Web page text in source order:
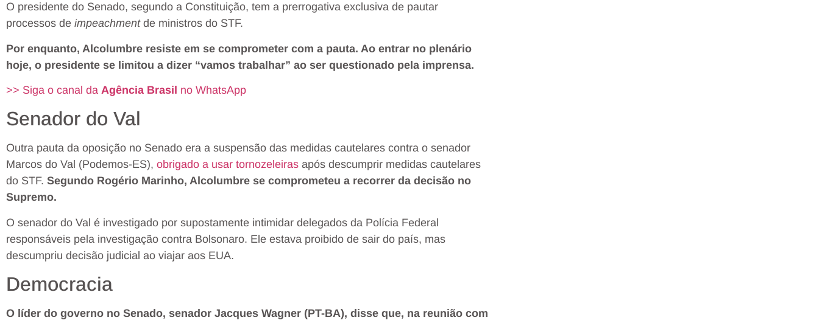
O presidente do Senado, segundo a Constituição, tem a prerrogativa exclusiva de pautar
processos de impeachmentde ministros do STF.
Por enquanto, Alcolumbre resiste em se comprometer com a pauta. Ao entrar no plenário
hoje, o presidente se limitou a dizer “vamos trabalhar” ao ser questionado pela imprensa.
>> Siga o canal da Agência Brasil no WhatsApp
Senador do Val
Outra pauta da oposição no Senado era a suspensão das medidas cautelares contra o senador
Marcos do Val (Podemos-ES), obrigado a usar tornozeleiras após descumprir medidas cautelares
do STF. Segundo Rogério Marinho, Alcolumbre se comprometeu a recorrer da decisão no
Supremo.
O senador do Val é investigado por supostamente intimidar delegados da Polícia Federal
responsáveis pela investigação contra Bolsonaro. Ele estava proibido de sair do país, mas
descumpriu decisão judicial ao viajar aos EUA.
Democracia
O líder do governo no Senado, senador Jacques Wagner (PT-BA), disse que, na reunião com